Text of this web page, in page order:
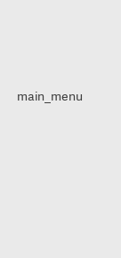
main_menu